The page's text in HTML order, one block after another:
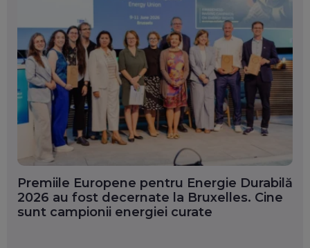
Premiile Europene pentru Energie Durabilă
2026 au fost decernate la Bruxelles. Cine
sunt campionii energiei curate